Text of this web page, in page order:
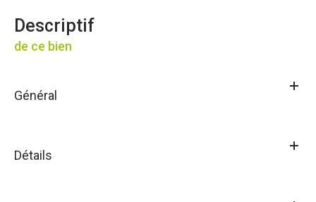
descriptif
de ce bien
Général
Détails